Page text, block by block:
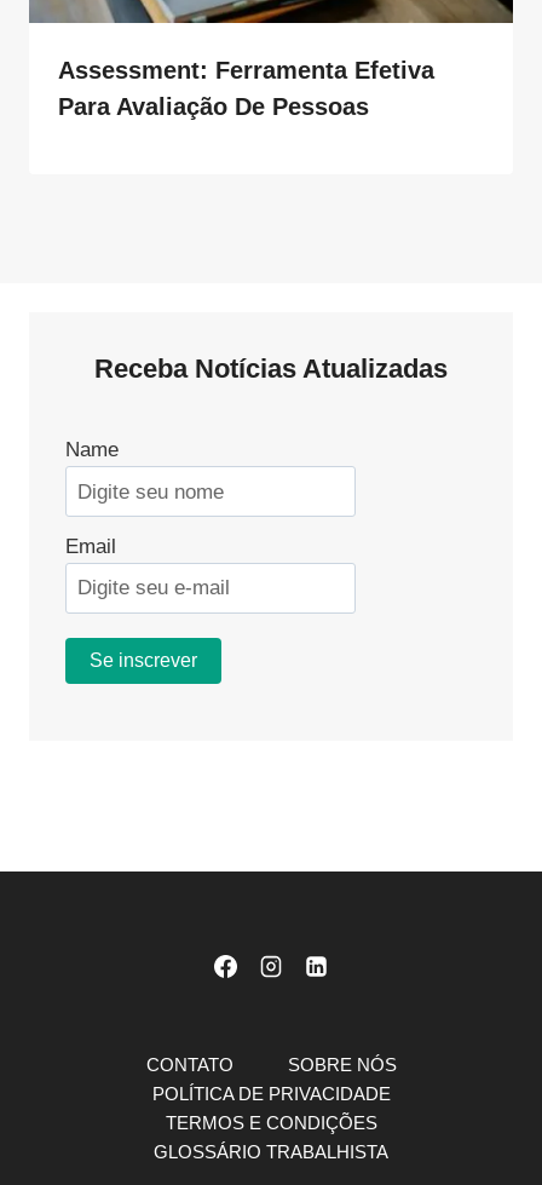
Assessment: Ferramenta Efetiva
Para Avaliação De Pessoas
Receba Notícias Atualizadas
Name
Email
CONTATO
SOBRE NÓS
POLÍTICA DE PRIVACIDADE
TERMOS E CONDIÇÕES
GLOSSÁRIO TRABALHISTA